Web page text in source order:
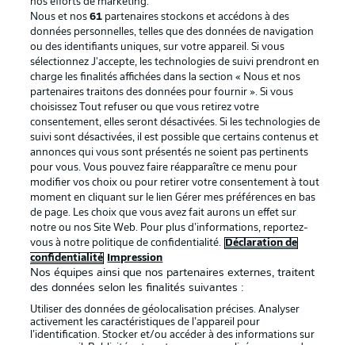
La publicité Conditions d’utilisation des
Mentions Légales Gérer mes préférences
Déclaration de
confidentialité
Diffuseurs
Travaux Contact
Impression Joueurs
Nous et nos61 partenaires stockons et accédons à des
données personnelles, telles que des données de navigation
ou des identifiants uniques, sur votre appareil. Si vous
sélectionnez J'accepte, les technologies de suivi prendront en
charge les finalités affichées dans la section « Nous et nos
partenaires traitons des données pour fournir ». Si vous
choisissez Tout refuser ou que vous retirez votre
consentement, elles seront désactivées. Si les technologies de
suivi sont désactivées, il est possible que certains contenus et
annonces qui vous sont présentés ne soient pas pertinents
pour vous. Vous pouvez faire réapparaître ce menu pour
modifier vos choix ou pour retirer votre consentement à tout
moment en cliquant sur le lien Gérer mes préférences en bas
de page. Les choix que vous avez fait aurons un effet sur
notre ou nos Site Web. Pour plus d’informations, reportez-
vous à notre politique de confidentialité.
Déclaration de
confidentialité
Impression
Nos équipes ainsi que nos partenaires externes, traitent
des données selon les finalités suivantes :
Utiliser des données de géolocalisation précises. Analyser
activement les caractéristiques de l’appareil pour
l’identification. Stocker et/ou accéder à des informations sur